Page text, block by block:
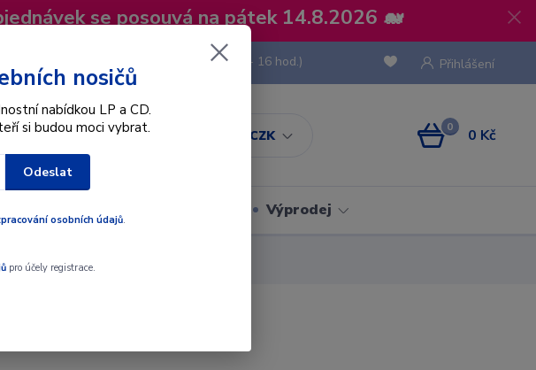
se posouvá na pátek 14.8.2026 🐋
CZK
Přihlášení
Hledat
(Po-Pá, 8 - 16 hod.)
0 0 Kč
Dárkové poukazy Výprodej
nosičů
nabídkou LP a CD.
si budou moci vybrat.
Odeslat
osobních údajů.
pro účely registrace.